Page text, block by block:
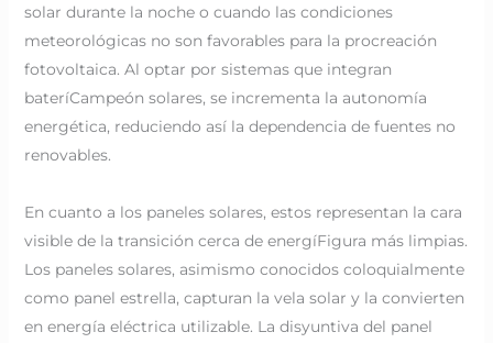
solar durante la noche o cuando las condiciones
meteorológicas no son favorables para la procreación
fotovoltaica. Al optar por sistemas que integran
bateríCampeón solares, se incrementa la autonomía
energética, reduciendo así la dependencia de fuentes no
renovables.
En cuanto a los paneles solares, estos representan la cara
visible de la transición cerca de energíFigura más limpias.
Los paneles solares, asimismo conocidos coloquialmente
como panel estrella, capturan la vela solar y la convierten
en energía eléctrica utilizable. La disyuntiva del panel